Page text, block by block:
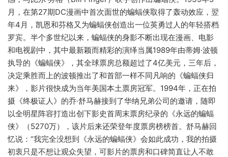
月，在第27期DC漫画中首次面世的蝙蝠侠取得了轰动效应，翌
年4月，凯恩和芬格又为蝙蝠侠创造出一位英勇过人的年轻搭档
罗宾。半个多世纪以来，蝙蝠侠的身影不断出现在漫画、电影
和电视剧中，其中最新颖而精彩的演绎当属1989年由蒂姆·波顿
执导的《蝙蝠侠》，其全球票房总额超过了4亿美元，三年后，
决定乘胜而上的波顿推出了和首部一样不同凡响的《蝙蝠侠归
来》，影片很快成为当年美国本土票房冠军。1994年，正在拍
摄《终极证人》的乔·舒马赫接到了华纳兄弟公司的邀请，随即
以全明星阵容打造出创下影史首周末票房纪录的《永远的蝙蝠
侠》（5270万），该片后来还荣登年度票房榜榜首。舒马赫回
忆说：“我完全没想到《永远的蝙蝠侠》会如此成功，我的拍摄
初衷只是不想让观众失望，可影片的票房和口碑简直让人不敢